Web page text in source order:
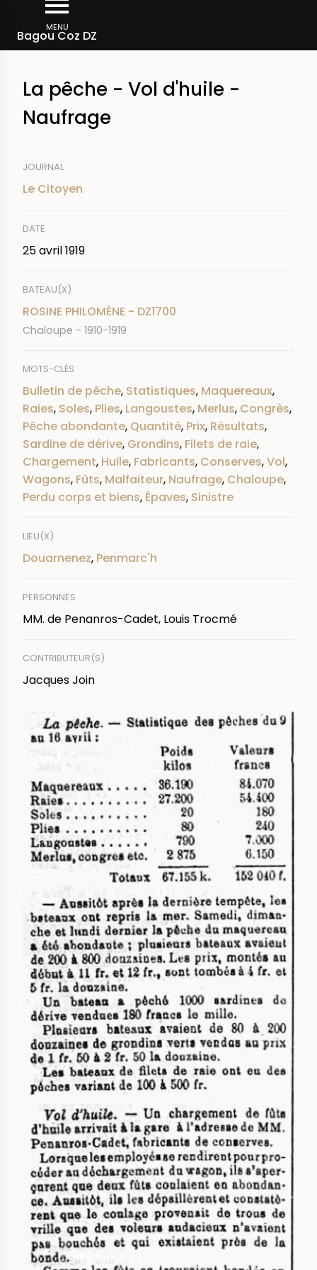
contenu
MENU
Bagou Coz DZ
d'Ariane
Rechercher dans la presse
La pêche - Vol d'huile -
Naufrage
JOURNAL
Le Citoyen
DATE
25 avril 1919
BATEAU(X)
ROSINE PHILOMÈNE - DZ1700
Chaloupe - 1910-1919
MOTS-CLÉS
Bulletin de pêche, Statistiques, Maquereaux,
Raies, Soles, Plies, Langoustes, Merlus, Congrès,
Pêche abondante, Quantité, Prix, Résultats,
Sardine de dérive, Grondins, Filets de raie,
Chargement, Huile, Fabricants, Conserves,Vol,
Wagons, Fûts, Malfaiteur, Naufrage, Chaloupe,
Perdu corps et biens, Épaves, Sinistre
LIEU(X)
Douarnenez, Penmarc'h
PERSONNES
MM. de Penanros-Cadet, Louis Trocmé
CONTRIBUTEUR(S)
Jacques Join
IMAGE